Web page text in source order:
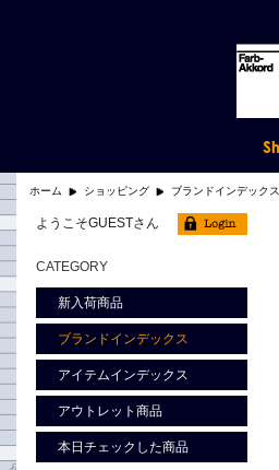
ホーム ショッピング ブランドインデックス
ようこそGUESTさん
CATEGORY
新入荷商品
ブランドインデックス
アイテムインデックス
アウトレット商品
本日チェックした商品